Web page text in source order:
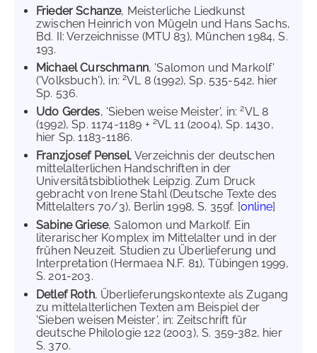
Frieder Schanze, Meisterliche Liedkunst
zwischen Heinrich von Mügeln und Hans Sachs,
Bd. II: Verzeichnisse (MTU 83), München 1984, S.
193.
Michael Curschmann, 'Salomon und Markolf'
('Volksbuch'), in:2VL 8 (1992), Sp. 535-542, hier
Sp. 536.
Udo Gerdes, 'Sieben weise Meister', in:2VL 8
(1992), Sp. 1174-1189 + 2VL 11 (2004), Sp. 1430,
hier Sp. 1183-1186.
Franzjosef Pensel, Verzeichnis der deutschen
mittelalterlichen Handschriften in der
Universitätsbibliothek Leipzig. Zum Druck
gebracht von Irene Stahl (Deutsche Texte des
Mittelalters 70/3), Berlin 1998, S. 359f. [online]
Sabine Griese, Salomon und Markolf. Ein
literarischer Komplex im Mittelalter und in der
frühen Neuzeit. Studien zu Überlieferung und
Interpretation (Hermaea N.F. 81), Tübingen 1999,
S. 201-203.
Detlef Roth, Überlieferungskontexte als Zugang
zu mittelalterlichen Texten am Beispiel der
'Sieben weisen Meister', in: Zeitschrift für
deutsche Philologie 122 (2003), S. 359-382, hier
S. 370.